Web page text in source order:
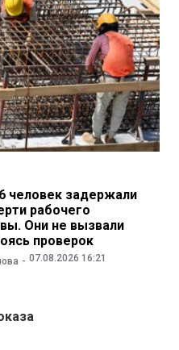
человек задержали
рабочего
Они не вызвали
проверок
07.08.2026 16:21